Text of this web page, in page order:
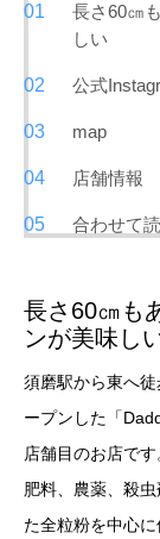
長さ60㎝
しい
公式
map
店舗情報
合わせて
長さ60㎝も
ンが美味し
須磨駅から東へ
ープンした「
店舗目のお店で
肥料、農薬、殺
た全粒粉を中心